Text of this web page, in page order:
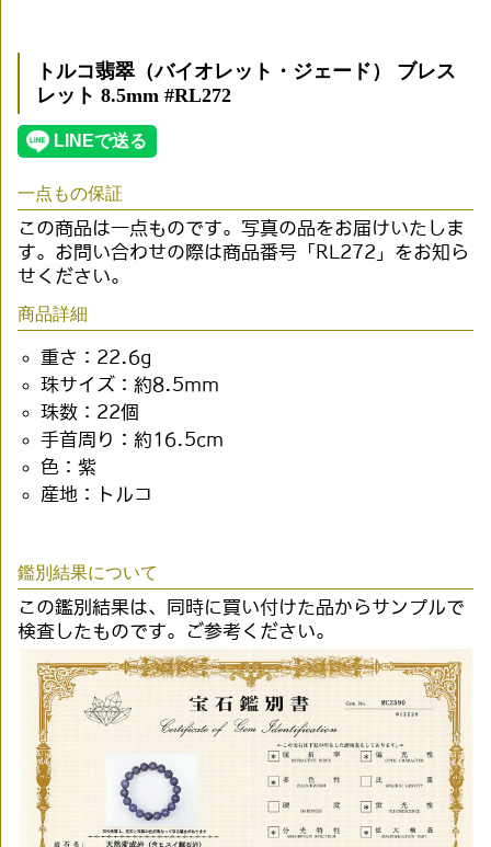
トルコ翡翠（バイオレット・ジェード） ブレス
レット 8.5mm #RL272
一点もの保証
この商品は一点ものです。写真の品をお届けいたしま
す。お問い合わせの際は商品番号「RL272」をお知ら
せください。
商品詳細
重さ：22.6g
珠サイズ：約8.5mm
珠数：22個
手首周り：約16.5cm
色：紫
産地：トルコ
鑑別結果について
この鑑別結果は、同時に買い付けた品からサンプルで
検査したものです。ご参考ください。